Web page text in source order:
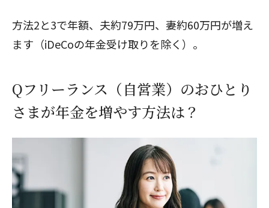
方法2と3で年額、夫約79万円、妻約60万円が増え
ます（iDeCoの年金受け取りを除く）。
Qフリーランス（自営業）のおひとり
さまが年金を増やす方法は？